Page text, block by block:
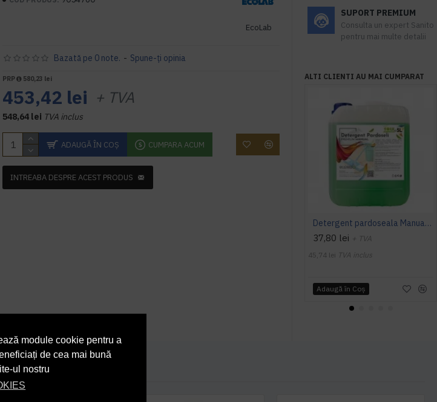
module cookie pentru a
de cea mai bună
ul nostru
EcoLab
Bazată pe 0 note. - Spune-ţi opinia
PRP 580,23 lei
453,42 lei + TVA
548,64 lei TVA inclus
ADAUGĂ ÎN COŞ CUMPARA ACUM
INTREABA DESPRE ACEST PRODUS
SUPORT PREMIUM
Consulta un expert Sanito
pentru mai multe detalii
ALTI CLIENTI AU MAI CUMPARAT
Detergent pardoseala Manual premium 5L Canistra AQAS
37,80 lei + TVA
45,74 lei TVA inclus
Adaugă în Coş